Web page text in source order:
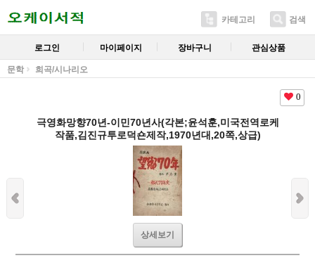
카테고리 검색
로그인 마이페이지 장바구니 관심상품
문학 희곡/시나리오
0
극영화망향70년-이민70년사(각본;윤석훈,미국전역로케
작품,김진규투로덕숀제작,1970년대,20쪽,상급)
상세보기